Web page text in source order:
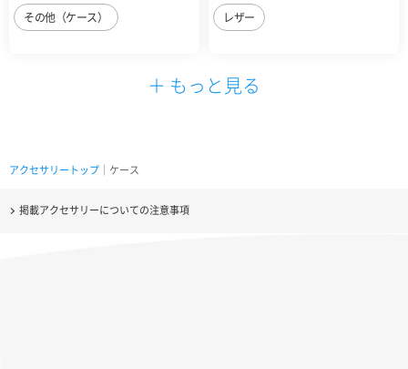
その他（ケース） レザー
＋ もっと見る
アクセサリートップ ｜ケース
掲載アクセサリーについての注意事項